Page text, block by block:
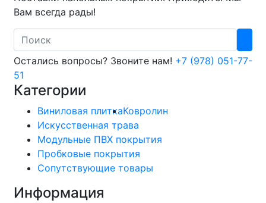
Вам всегда рады!
Search
Остались вопросы? Звоните нам! +7 (978) 051-77-
51
Категории
Виниловая плиткаКовролин
Искусственная трава
Модульные ПВХ покрытия
Пробковые покрытия
Сопутствующие товары
Информация